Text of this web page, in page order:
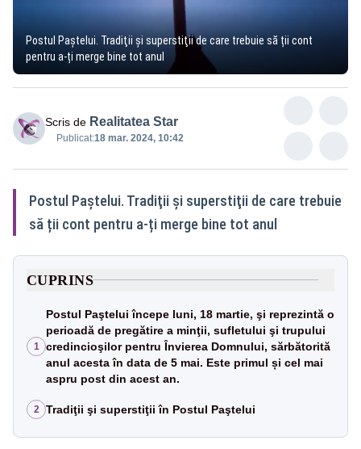
Postul Paștelui. Tradiţii şi superstiţii de care trebuie să ții cont
pentru a-ți merge bine tot anul
Scris de Realitatea Star
Publicat:18 mar. 2024, 10:42
Postul Paștelui. Tradiţii şi superstiţii de care trebuie
să ții cont pentru a-ți merge bine tot anul
CUPRINS
1
Postul Paştelui începe luni, 18 martie, şi reprezintă o
perioadă de pregătire a minţii, sufletului şi trupului
credincioşilor pentru Învierea Domnului, sărbătorită
anul acesta în data de 5 mai. Este primul și cel mai
aspru post din acest an.
2 Tradiţii şi superstiţii în Postul Paştelui